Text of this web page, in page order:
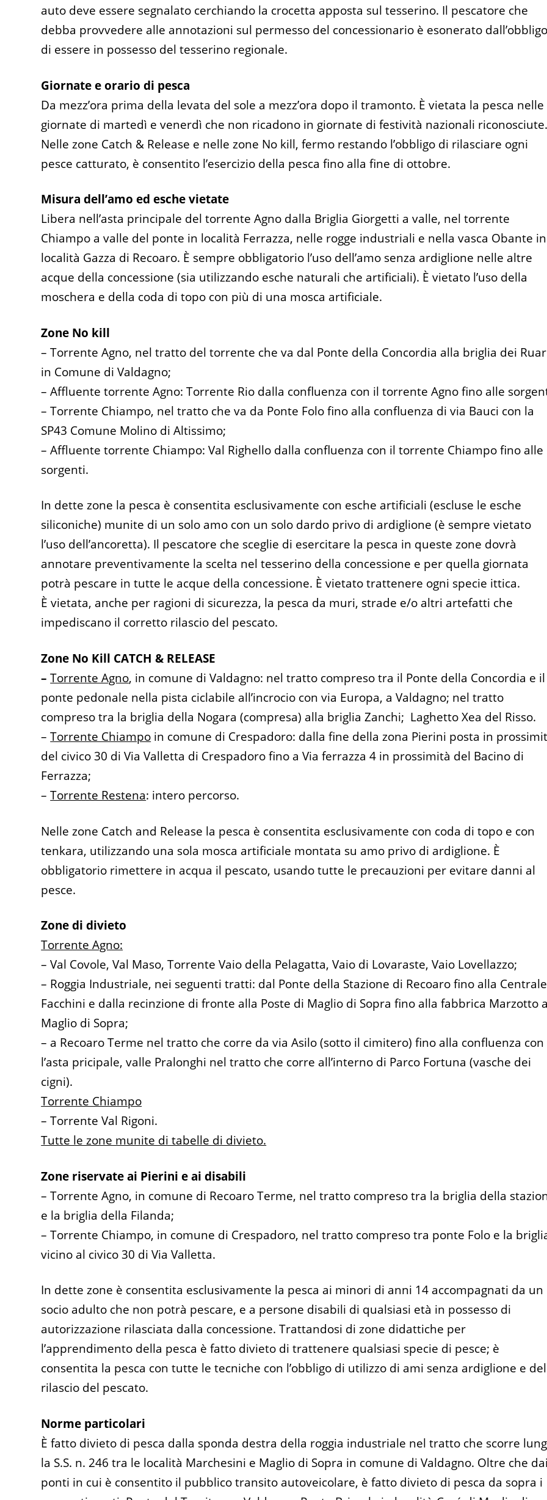
auto deve essere segnalato cerchiando la crocetta apposta sul tesserino. Il pescatore che
debba provvedere alle annotazioni sul permesso del concessionario è esonerato
di essere in possesso del tesserino regionale.
Giornate e orario di pesca
Da mezz’ora prima della levata del sole a mezz’ora dopo il tramonto. È vietata la pesca nelle
giornate di martedì e venerdì che non ricadono in giornate di festività nazionali
Nelle zone Catch & Release e nelle zone No kill, fermo restando l’obbligo di rilasciare ogni
pesce catturato, è consentito l’esercizio della pesca fino alla fine di ottobre.
Misura dell’amo ed esche vietate
Libera nell’asta principale del torrente Agno dalla Briglia Giorgetti a valle, nel torrente
Chiampo a valle del ponte in località Ferrazza, nelle rogge industriali e nella vasca Obante in
località Gazza di Recoaro. È sempre obbligatorio l’uso dell’amo senza ardiglione nelle altre
acque della concessione (sia utilizzando esche naturali che artificiali). È vietato l’uso della
moschera e della coda di topo con più di una mosca artificiale.
Zone No kill
– Torrente Agno, nel tratto del torrente che va dal Ponte della Concordia alla briglia dei
in Comune di Valdagno;
– Affluente torrente Agno: Torrente Rio dalla confluenza con il torrente Agno fino alle
– Torrente Chiampo, nel tratto che va da Ponte Folo fino alla confluenza di via Bauci con la
SP43 Comune Molino di Altissimo;
– Affluente torrente Chiampo: Val Righello dalla confluenza con il torrente Chiampo fino alle
sorgenti.
In dette zone la pesca è consentita esclusivamente con esche artificiali (escluse le esche
siliconiche) munite di un solo amo con un solo dardo privo di ardiglione (è sempre vietato
l’uso dell’ancoretta). Il pescatore che sceglie di esercitare la pesca in queste zone dovrà
annotare preventivamente la scelta nel tesserino della concessione e per quella giornata
potrà pescare in tutte le acque della concessione. È vietato trattenere ogni specie ittica.
È vietata, anche per ragioni di sicurezza, la pesca da muri, strade e/o altri artefatti che
impediscano il corretto rilascio del pescato.
Zone No Kill CATCH & RELEASE
–Torrente Agno, in comune di Valdagno: nel tratto compreso tra il Ponte della Concordia e il
ponte pedonale nella pista ciclabile all’incrocio con via Europa, a Valdagno; nel tratto
compreso tra la briglia della Nogara (compresa) alla briglia Zanchi; Laghetto Xea del Risso.
–Torrente Chiampo in comune di Crespadoro: dalla fine della zona Pierini posta in
del civico 30 di Via Valletta di Crespadoro fino a Via ferrazza 4 in prossimità del Bacino di
Ferrazza;
–Torrente Restena: intero percorso.
Nelle zone Catch and Release la pesca è consentita esclusivamente con coda di topo e con
tenkara, utilizzando una sola mosca artificiale montata su amo privo di ardiglione. È
obbligatorio rimettere in acqua il pescato, usando tutte le precauzioni per evitare danni al
pesce.
Zone di divieto
Torrente Agno:
– Val Covole, Val Maso, Torrente Vaio della Pelagatta, Vaio di Lovaraste, Vaio Lovellazzo;
– Roggia Industriale, nei seguenti tratti: dal Ponte della Stazione di Recoaro fino alla Centrale
Facchini e dalla recinzione di fronte alla Poste di Maglio di Sopra fino alla fabbrica Marzotto
Maglio di Sopra;
– a Recoaro Terme nel tratto che corre da via Asilo (sotto il cimitero) fino alla confluenza con
l’asta pricipale, valle Pralonghi nel tratto che corre all’interno di Parco Fortuna (vasche dei
cigni).
Torrente Chiampo
– Torrente Val Rigoni.
Tutte le zone munite di tabelle di divieto.
Zone riservate ai Pierini e ai disabili
– Torrente Agno, in comune di Recoaro Terme, nel tratto compreso tra la briglia della
e la briglia della Filanda;
– Torrente Chiampo, in comune di Crespadoro, nel tratto compreso tra ponte Folo e la
vicino al civico 30 di Via Valletta.
In dette zone è consentita esclusivamente la pesca ai minori di anni 14 accompagnati da un
socio adulto che non potrà pescare, e a persone disabili di qualsiasi età in possesso di
autorizzazione rilasciata dalla concessione. Trattandosi di zone didattiche per
l’apprendimento della pesca è fatto divieto di trattenere qualsiasi specie di pesce; è
consentita la pesca con tutte le tecniche con l’obbligo di utilizzo di ami senza ardiglione e del
rilascio del pescato.
Norme particolari
È fatto divieto di pesca dalla sponda destra della roggia industriale nel tratto che scorre
la S.S. n. 246 tra le località Marchesini e Maglio di Sopra in comune di Valdagno. Oltre che
ponti in cui è consentito il pubblico transito autoveicolare, è fatto divieto di pesca da sopra i